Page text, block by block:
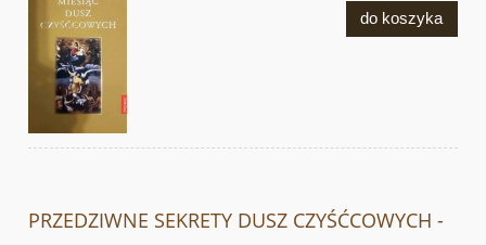
do koszyka
PRZEDZIWNE SEKRETY DUSZ CZYŚĆCOWYCH -